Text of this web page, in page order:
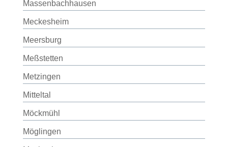
Massenbachhausen
Meckesheim
Meersburg
Meßstetten
Metzingen
Mitteltal
Möckmühl
Möglingen